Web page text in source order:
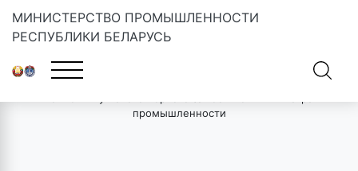
МИНИСТЕРСТВО ПРОМЫШЛЕННОСТИ
РЕСПУБЛИКИ БЕЛАРУСЬ
Главная
промышленности